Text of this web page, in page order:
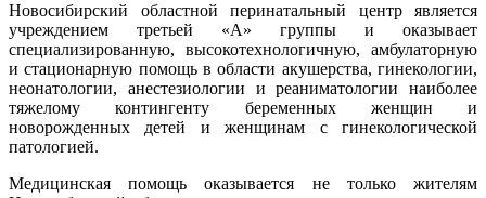
Новосибирский областной перинатальный центр является
учреждением третьей «А» группы и оказывает
специализированную, высокотехнологичную, амбулаторную
и стационарную помощь в области акушерства, гинекологии,
неонатологии, анестезиологии и реаниматологии наиболее
тяжелому контингенту беременных женщин и
новорожденных детей и женщинам с гинекологической
патологией.
Медицинская помощь оказывается не только жителям